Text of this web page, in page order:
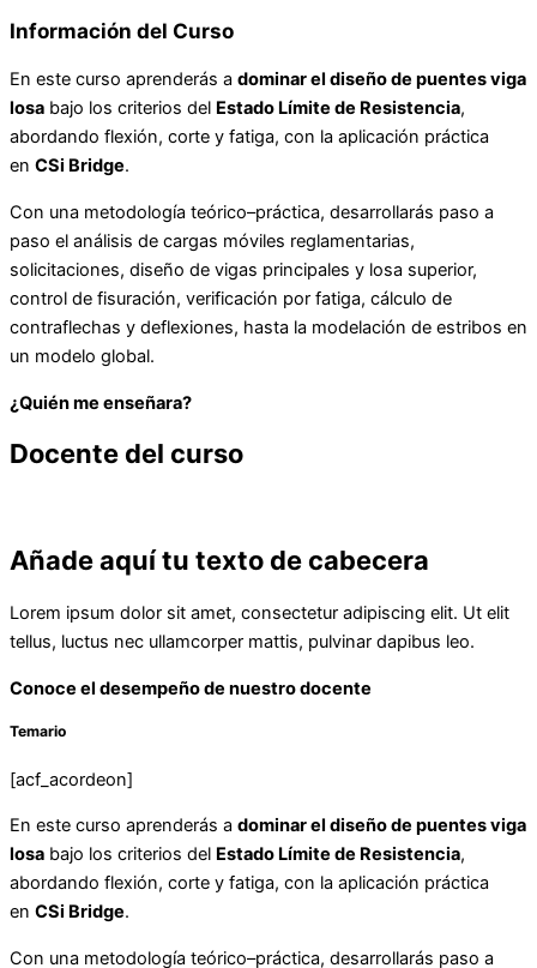
Información del Curso
En este curso aprenderás a dominar el diseño de puentes viga
losa bajo los criterios del Estado Límite de Resistencia,
abordando flexión, corte y fatiga, con la aplicación práctica
en CSi Bridge.
Con una metodología teórico–práctica, desarrollarás paso a
paso el análisis de cargas móviles reglamentarias,
solicitaciones, diseño de vigas principales y losa superior,
control de fisuración, verificación por fatiga, cálculo de
contraflechas y deflexiones, hasta la modelación de estribos en
un modelo global.
¿Quién me enseñara?
Docente del curso
Añade aquí tu texto de cabecera
Lorem ipsum dolor sit amet, consectetur adipiscing elit. Ut elit
tellus, luctus nec ullamcorper mattis, pulvinar dapibus leo.
Conoce el desempeño de nuestro docente
Temario
[acf_acordeon]
En este curso aprenderás a dominar el diseño de puentes viga
losa bajo los criterios del Estado Límite de Resistencia,
abordando flexión, corte y fatiga, con la aplicación práctica
en CSi Bridge.
Con una metodología teórico–práctica, desarrollarás paso a